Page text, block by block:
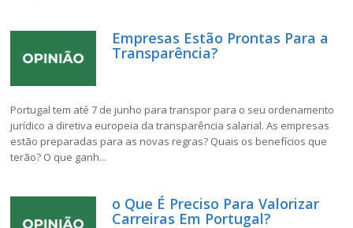
Empresas Estão Prontas Para a
Transparência?
Portugal tem até 7 de junho para transpor para o seu ordenamento
jurídico a diretiva europeia da transparência salarial. As empresas
estão preparadas para as novas regras? Quais os benefícios que
terão? O que ganh...
o Que É Preciso Para Valorizar
Carreiras Em Portugal?